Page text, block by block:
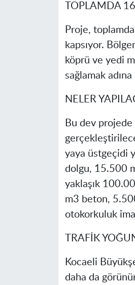
TOPLAMDA
Proje,
kapsıyor.
köprü ve yedi
sağlamak
NELER
Bu dev projede
yaya üstgeçidi
dolgu, 15.500
yaklaşık
m3 beton,
otokorkuluk
TRAFİK
Kocaeli
daha da